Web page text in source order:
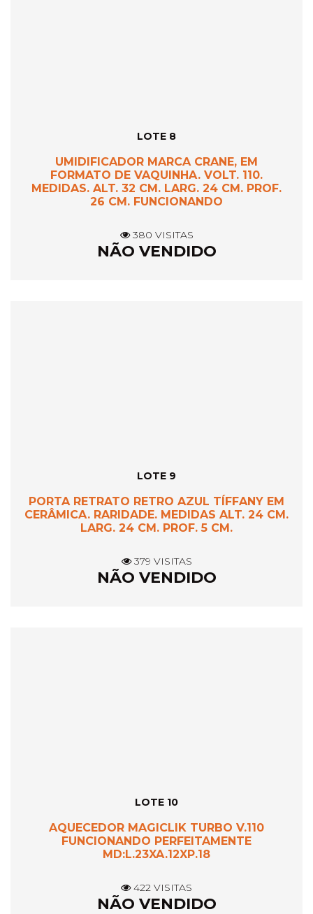
LOTE 8
UMIDIFICADOR MARCA CRANE, EM
FORMATO DE VAQUINHA. VOLT. 110.
MEDIDAS. ALT. 32 CM. LARG. 24 CM. PROF.
26 CM. FUNCIONANDO
380 VISITAS
NÃO VENDIDO
LOTE 9
PORTA RETRATO RETRO AZUL TÍFFANY EM
CERÂMICA. RARIDADE. MEDIDAS ALT. 24 CM.
LARG. 24 CM. PROF. 5 CM.
379 VISITAS
NÃO VENDIDO
LOTE 10
AQUECEDOR MAGICLIK TURBO V.110
FUNCIONANDO PERFEITAMENTE
MD:L.23XA.12XP.18
422 VISITAS
NÃO VENDIDO